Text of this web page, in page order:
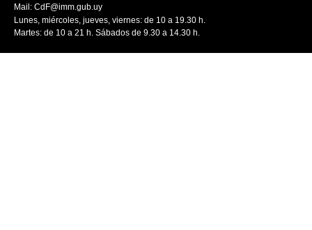
Mail: CdF@imm.gub.uy
Lunes, miércoles, jueves, viernes: de 10 a 19.30 h.
Martes: de 10 a 21 h. Sábados de 9.30 a 14.30 h.